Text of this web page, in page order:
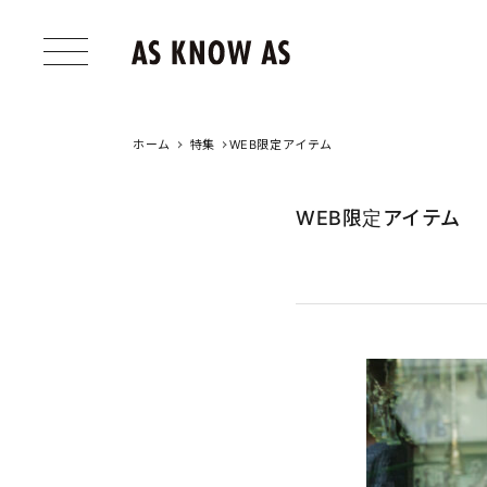
ホーム 特集 WEB限定アイテム
WEB限定アイテム